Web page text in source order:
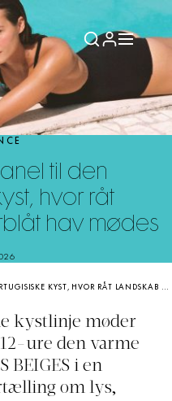
til den
hvor råt
hav mødes
HVOR RÅT LANDSKAB OG AZURBLÅT HAV MØDES
kystlinje møder
ure den varme
BEIGES i en
om lys,